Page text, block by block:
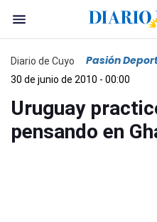
Diario de Cuyo Pasión
30 de junio de 2010 - 00:00
Uruguay
pensando en